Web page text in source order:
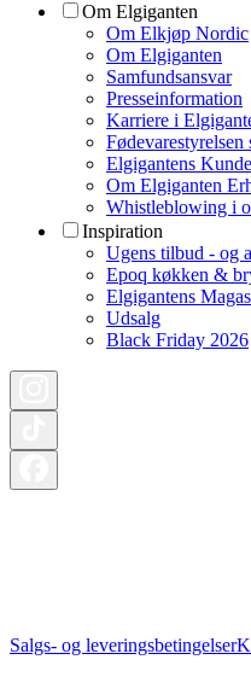
Om Elgiganten
Om Elkjøp Nordic
Om Elgiganten
Samfundsansvar
Presseinformation
Karriere i
Fødevarestyrelsen
Elgigantens
Om Elgiganten
Whistleblowing i
Inspiration
Ugens tilbud - og
Epoq køkken &
Elgigantens
Udsalg
Black Friday 2026
Salgs- og leveringsbetingelser